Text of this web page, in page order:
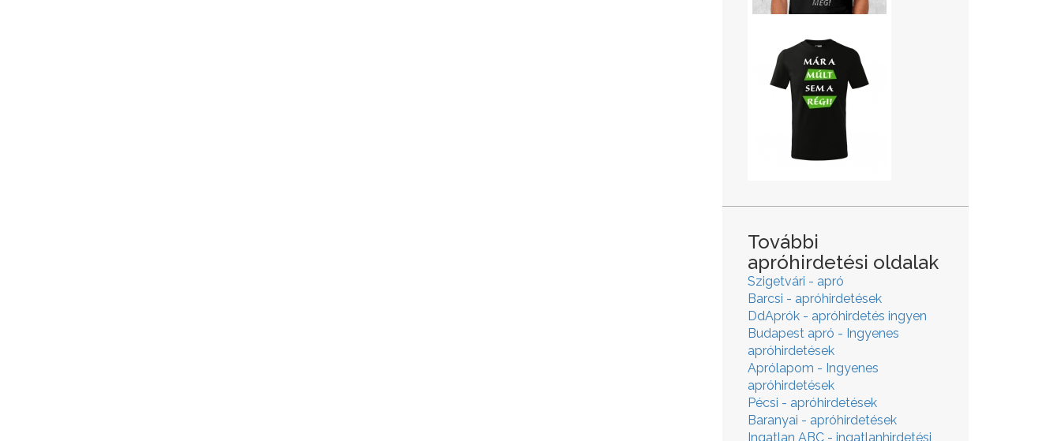
További
apróhirdetési oldalak
Szigetvári - apró
Barcsi - apróhirdetések
DdAprók - apróhirdetés ingyen
Budapest apró - Ingyenes
apróhirdetések
Aprólapom - Ingyenes
apróhirdetések
Pécsi - apróhirdetések
Baranyai - apróhirdetések
Ingatlan ABC - ingatlanhirdetési